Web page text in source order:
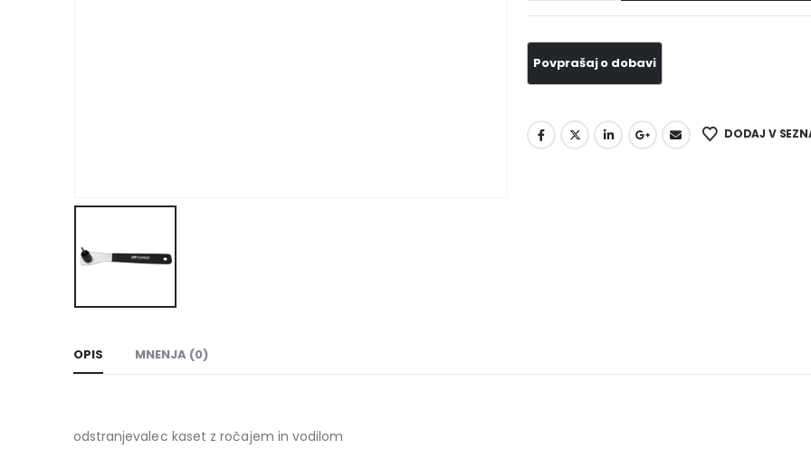
DODAJ V
OPIS MNENJA (0)
odstranjevalec kaset z ročajem in vodilom